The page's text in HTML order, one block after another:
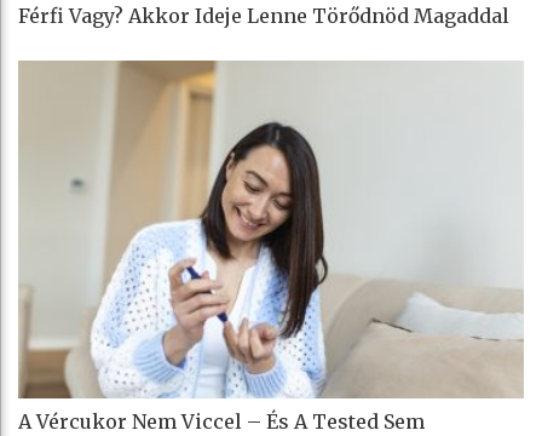
Férfi Vagy? Akkor Ideje Lenne Törődnöd Magaddal
A Vércukor Nem Viccel – És A Tested Sem